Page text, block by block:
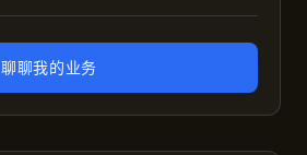
聊聊我的业务